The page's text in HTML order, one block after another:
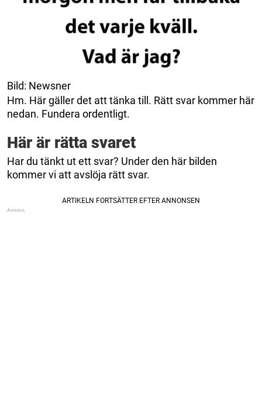
Bild: Newsner
Hm. Här gäller det att tänka till. Rätt svar kommer här
nedan. Fundera ordentligt.
Här är rätta svaret
Har du tänkt ut ett svar? Under den här bilden
kommer vi att avslöja rätt svar.